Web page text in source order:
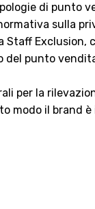
di punto
sulla
Exclusion,
del punto
per la
modo il brand